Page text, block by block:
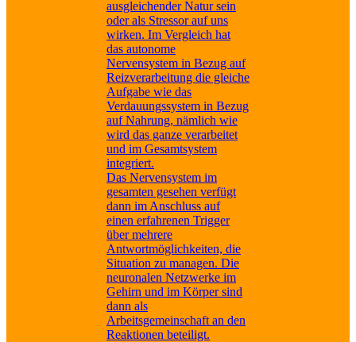
ausgleichender Natur sein
oder als Stressor auf uns
wirken. Im Vergleich hat
das autonome
Nervensystem in Bezug auf
Reizverarbeitung die gleiche
Aufgabe wie das
Verdauungssystem in Bezug
auf Nahrung, nämlich wie
wird das ganze verarbeitet
und im Gesamtsystem
integriert.
Das Nervensystem im
gesamten gesehen verfügt
dann im Anschluss auf
einen erfahrenen Trigger
über mehrere
Antwortmöglichkeiten, die
Situation zu managen. Die
neuronalen Netzwerke im
Gehirn und im Körper sind
dann als
Arbeitsgemeinschaft an den
Reaktionen beteiligt.